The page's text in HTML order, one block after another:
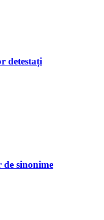
detestați
sinonime